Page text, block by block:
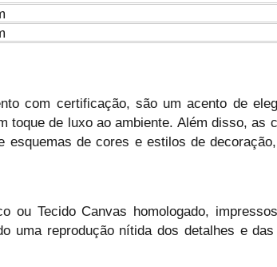
com certificação, são um acento de
toque de luxo ao ambiente. Além disso, as
esquemas de cores e estilos de
ou Tecido Canvas homologado,
uma reprodução nítida dos detalhes e das